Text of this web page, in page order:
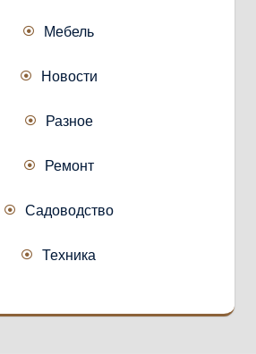
Мебель
Новости
Разное
Ремонт
Садоводство
Техника